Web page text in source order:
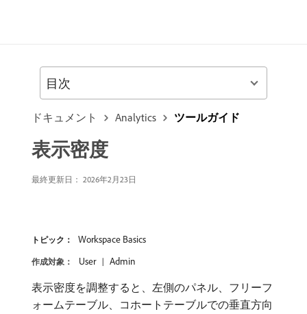
ドキュメント Analytics ツールガイド
表示密度
最終更新日： 2026年2月23日
トピック： Workspace Basics
作成対象： User Admin
表示密度を調整すると、左側のパネル、フリーフ
ォームテーブル、コホートテーブルでの垂直方向
目次